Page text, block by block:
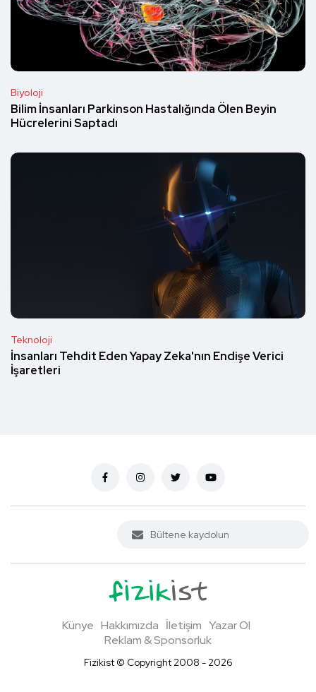
Biyoloji
Bilim İnsanları Parkinson Hastalığında Ölen Beyin
Hücrelerini Saptadı
Teknoloji
İnsanları Tehdit Eden Yapay Zeka'nın Endişe Verici
İşaretleri
Künye Hakkımızda İletişim Yazar Ol
Reklam & Sponsorluk
Fizikist © Copyright 2008 - 2026